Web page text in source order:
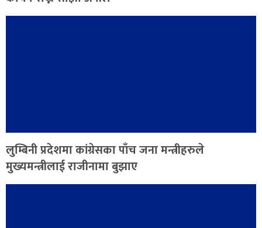
लुम्बिनी प्रदेशमा कांग्रेसका पाँच जना मन्त्रीहरुले
मुख्यमन्त्रीलाई राजीनामा बुझाए